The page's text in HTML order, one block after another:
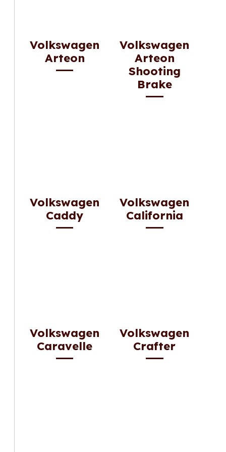
Volkswagen
Arteon
Volkswagen
Arteon
Shooting
Brake
Volkswagen
Caddy
Volkswagen
California
Volkswagen
Caravelle
Volkswagen
Crafter